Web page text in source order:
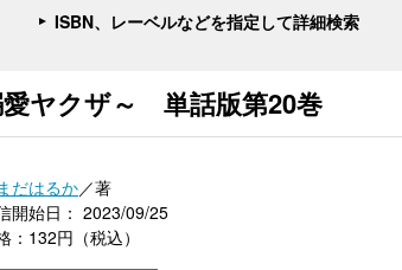
ISBN、レーベルなどを指定して詳細検索
ヤクザ～ 単話版第20巻
だはるか／著
開始日： 2023/09/25
：132円（税込）